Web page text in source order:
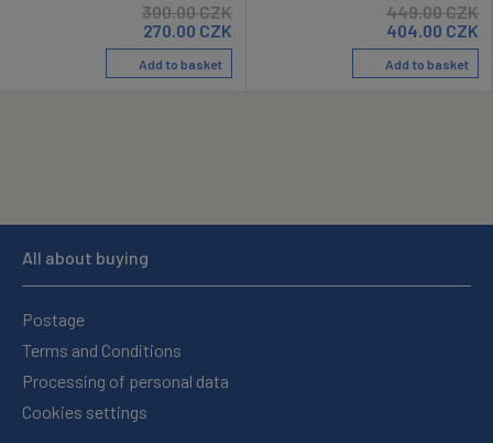
300.00CZK
270.00 CZK
Add to basket
449.00CZK
404.00 CZK
Add to basket
All about buying
Postage
Terms and Conditions
Processing of personal data
Cookies settings